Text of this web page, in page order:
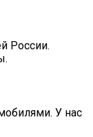
России.
У нас